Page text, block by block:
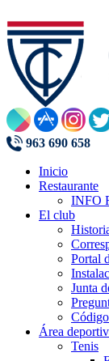
963 690 658
Inicio
Restaurante
INFO
El club
Portal
Junta
Área
Tenis